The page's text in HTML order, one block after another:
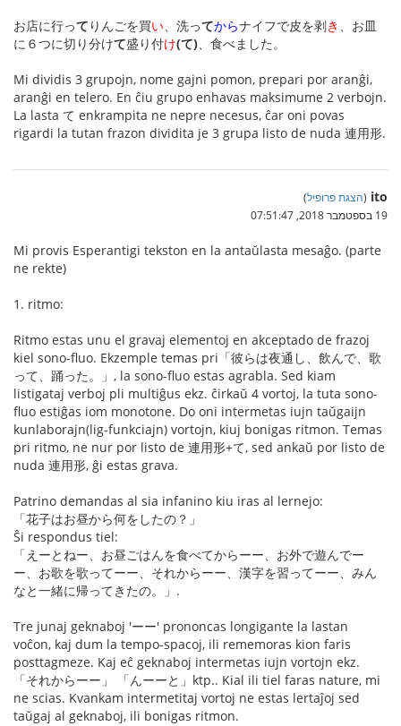
お店に行って りんごを買い、洗ってからナイフで皮を剥き 、お皿
に６つに切り分けて盛り付け(て)、食べました。
Mi dividis 3 grupojn, nome gajni pomon, prepari por aranĝi,
aranĝi en telero. En ĉiu grupo enhavas maksimume 2 verbojn.
La lasta て enkrampita ne nepre necesus, ĉar oni povas
rigardi la tutan frazon dividita je 3 grupa listo de nuda 連用形.
ito
(הצגת פרופיל)
19 בספטמבר 2018, 07:51:47
Mi provis Esperantigi tekston en la antaŭlasta mesaĝo. (parte
ne rekte)
1. ritmo:
Ritmo estas unu el gravaj elementoj en akceptado de frazoj
kiel sono-fluo. Ekzemple temas pri「彼らは夜通し、飲んで、歌
って、踊った。」, la sono-fluo estas agrabla. Sed kiam
listigataj verboj pli multiĝus ekz. ĉirkaŭ 4 vortoj, la tuta sono-
fluo estiĝas iom monotone. Do oni intermetas iujn taŭgaijn
kunlaborajn(lig-funkciajn) vortojn, kiuj bonigas ritmon. Temas
pri ritmo, ne nur por listo de 連用形+て, sed ankaŭ por listo de
nuda 連用形, ĝi estas grava.
Patrino demandas al sia infanino kiu iras al lernejo:
「花子はお昼から何をしたの？」
Ŝi respondus tiel:
「えーとねー、お昼ごはんを食べてからーー、お外で遊んでー
ー、お歌を歌ってーー、それからーー、漢字を習ってーー、みん
なと一緒に帰ってきたの。」.
Tre junaj geknaboj 'ーー' prononcas longigante la lastan
voĉon, kaj dum la tempo-spacoj, ili rememoras kion faris
posttagmeze. Kaj eĉ geknaboj intermetas iujn vortojn ekz.
「それからーー」 「んーーと」ktp.. Kial ili tiel faras nature, mi
ne scias. Kvankam intermetitaj vortoj ne estas lertaĵoj sed
taŭgaj al geknaboj, ili bonigas ritmon.